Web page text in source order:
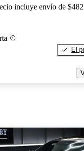
incluye envío de $482
El